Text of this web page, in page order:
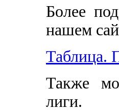
Более
нашем
Таблица.
Также
лиги.